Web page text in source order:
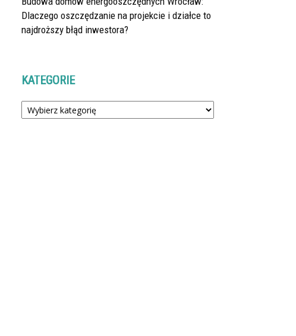
Dlaczego oszczędzanie na projekcie i działce to
najdroższy błąd inwestora?
KATEGORIE
Kategorie